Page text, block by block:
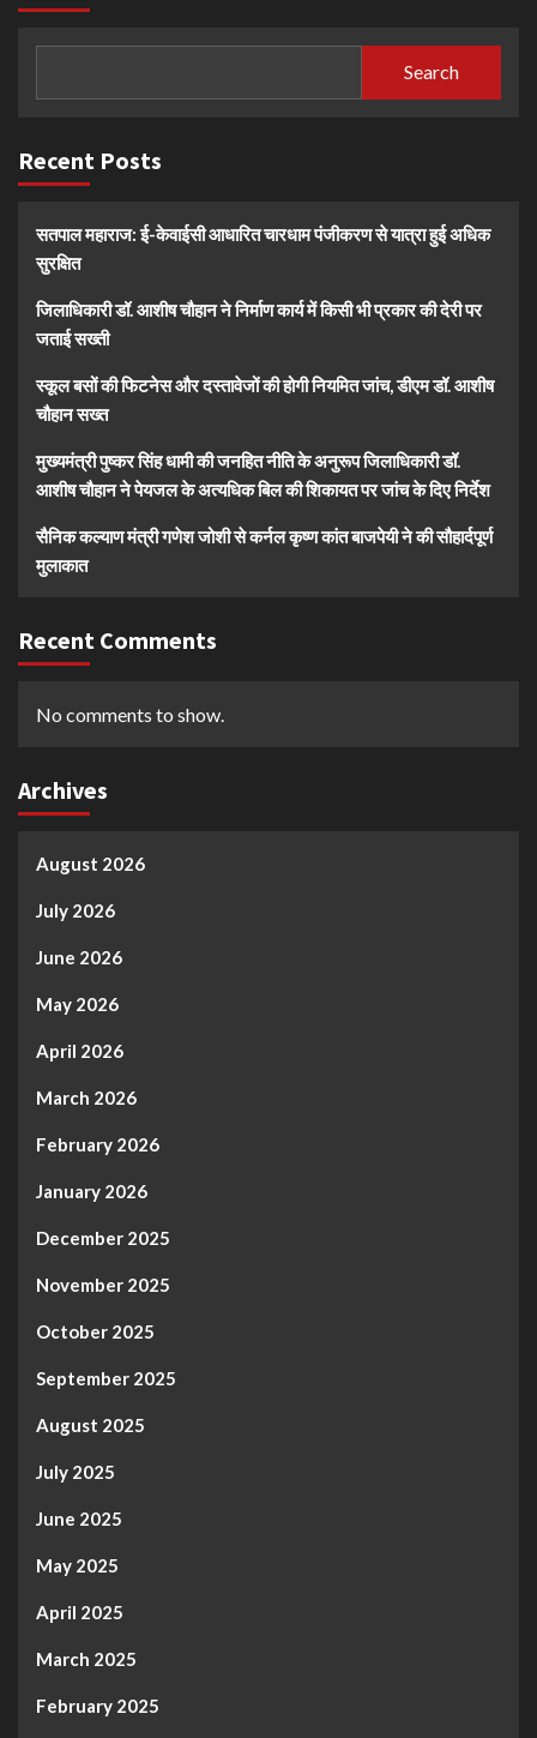
Search
Recent Posts
सतपाल महाराज: ई-केवाईसी आधारित चारधाम पंजीकरण से यात्रा हुई अधिक
सुरक्षित
जिलाधिकारी डॉ. आशीष चौहान ने निर्माण कार्य में किसी भी प्रकार की देरी पर
जताई सख्ती
स्कूल बसों की फिटनेस और दस्तावेजों की होगी नियमित जांच, डीएम डॉ. आशीष
चौहान सख्त
मुख्यमंत्री पुष्कर सिंह धामी की जनहित नीति के अनुरूप जिलाधिकारी डॉ.
आशीष चौहान ने पेयजल के अत्यधिक बिल की शिकायत पर जांच के दिए निर्देश
सैनिक कल्याण मंत्री गणेश जोशी से कर्नल कृष्ण कांत बाजपेयी ने की सौहार्दपूर्ण
मुलाकात
Recent Comments
No comments to show.
Archives
August 2026
July 2026
June 2026
May 2026
April 2026
March 2026
February 2026
January 2026
December 2025
November 2025
October 2025
September 2025
August 2025
July 2025
June 2025
May 2025
April 2025
March 2025
February 2025